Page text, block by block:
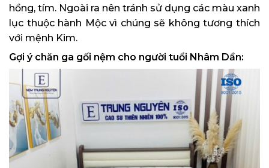
hồng, tím. Ngoài ra nên tránh sử dụng các màu xanh
lục thuộc hành Mộc vì chúng sẽ không tương thích
với mệnh Kim.
Gợi ý chăn ga gối nệm cho người tuổi Nhâm Dần: